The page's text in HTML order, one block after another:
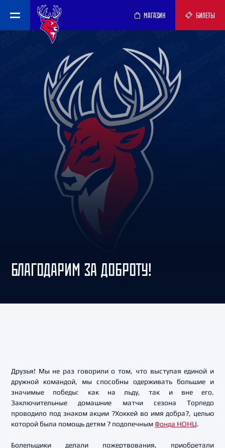
МАГАЗИН БИЛЕТЫ
БЛАГОДАРИМ ЗА ДОБРОТУ!
Друзья! Мы не раз говорили о том, что выступая единой и
дружной командой, мы способны одерживать большие и
значимые победы: как на льду, так и вне его.
Заключительные домашние матчи сезона Торпедо
проводило под знаком акции ?Хоккей во имя добра?, целью
которой была помощь детям ? подопечным Фонда НОНЦ.
Болельщики делали пожертвования, приобретали